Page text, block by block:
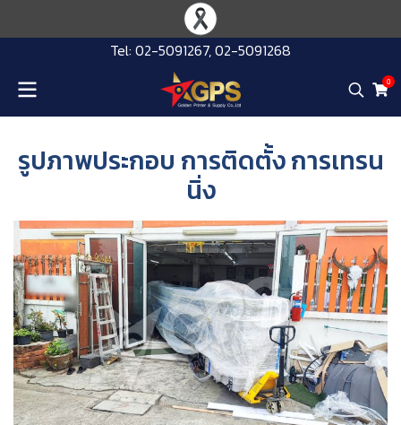
Tel: 02-5091267, 02-5091268
0
รูปภาพประกอบ การติดตั้ง การเทรน
นิ่ง